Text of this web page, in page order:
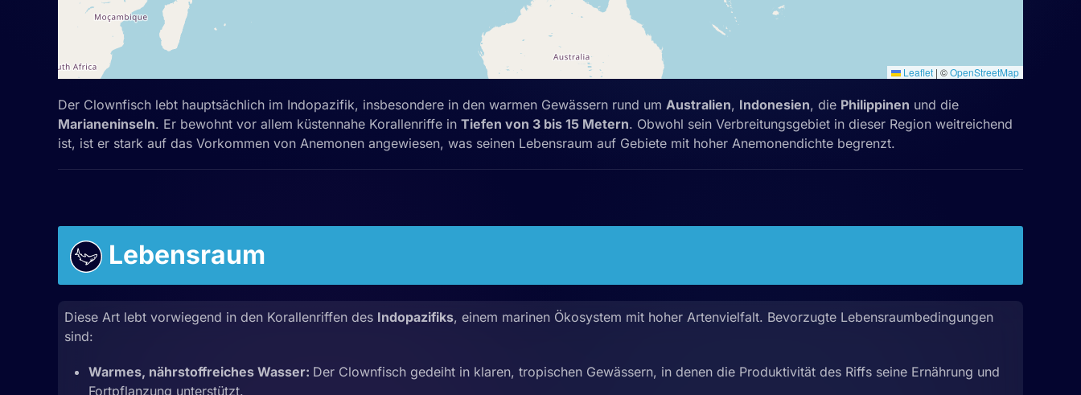
Leaflet | ©OpenStreetMap
Der Clownfisch lebt hauptsächlich im Indopazifik, insbesondere in den warmen Gewässern rund um Australien, Indonesien, die Philippinen und die
Marianeninseln. Er bewohnt vor allem küstennahe Korallenriffe in Tiefen von 3 bis 15 Metern. Obwohl sein Verbreitungsgebiet in dieser Region weitreichend
ist, ist er stark auf das Vorkommen von Anemonen angewiesen, was seinen Lebensraum auf Gebiete mit hoher Anemonendichte begrenzt.
Lebensraum
Diese Art lebt vorwiegend in den Korallenriffen des Indopazifiks, einem marinen Ökosystem mit hoher Artenvielfalt. Bevorzugte Lebensraumbedingungen
sind:
Warmes, nährstoffreiches Wasser: Der Clownfisch gedeiht in klaren, tropischen Gewässern, in denen die Produktivität des Riffs seine Ernährung und
Fortpflanzung unterstützt.